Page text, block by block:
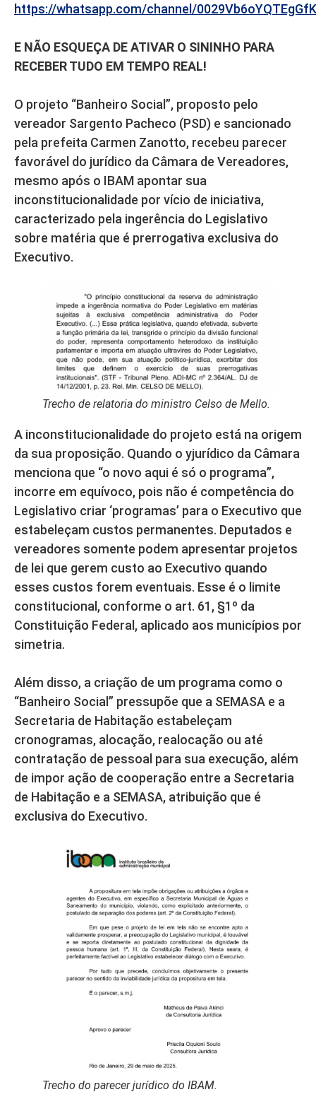
https://whatsapp.com/channel/
E NÃO ESQUEÇA DE ATIVAR O SININHO PARA
RECEBER TUDO EM TEMPO REAL!
O projeto “Banheiro Social”, proposto pelo
vereador Sargento Pacheco (PSD) e sancionado
pela prefeita Carmen Zanotto, recebeu parecer
favorável do jurídico da Câmara de Vereadores,
mesmo após o IBAM apontar sua
inconstitucionalidade por vício de iniciativa,
caracterizado pela ingerência do Legislativo
sobre matéria que é prerrogativa exclusiva do
Executivo.
Trecho de relatoria do ministro Celso de Mello.
A inconstitucionalidade do projeto está na origem
da sua proposição. Quando o yjurídico da Câmara
menciona que “o novo aqui é só o programa”,
incorre em equívoco, pois não é competência do
Legislativo criar ‘programas’ para o Executivo que
estabeleçam custos permanentes. Deputados e
vereadores somente podem apresentar projetos
de lei que gerem custo ao Executivo quando
esses custos forem eventuais. Esse é o limite
constitucional, conforme o art. 61, §1º da
Constituição Federal, aplicado aos municípios por
simetria.
Além disso, a criação de um programa como o
“Banheiro Social” pressupõe que a SEMASA e a
Secretaria de Habitação estabeleçam
cronogramas, alocação, realocação ou até
contratação de pessoal para sua execução, além
de impor ação de cooperação entre a Secretaria
de Habitação e a SEMASA, atribuição que é
exclusiva do Executivo.
Trecho do parecer jurídico do IBAM.